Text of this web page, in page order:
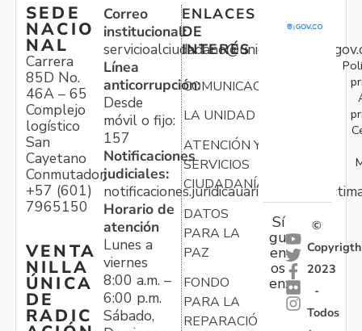
SEDE
NACIO
NAL
Carrera
85D No.
46A – 65
Complejo
logístico
San
Cayetano
Conmutador:
+57 (601)
7965150
VENTA
NILLA
ÚNICA
DE
RADIC
Correo
institucional:
Línea
anticorrupción:
Desde
móvil o fijo:
157
Notificaciones
judiciales:
Horario de
atención
Lunes a
viernes
8:00 a.m. –
6:00 p.m.
Sábado,
ENLACES
DE
INTERÉS
COMUNICACIONES
LA UNIDAD
ATENCIÓN Y
SERVICIOS
CIUDADANÍA
DATOS
PARA LA
PAZ
FONDO
PARA LA
REPARACIÓN
Sí
gu
en
os
en:
©
Copyrigth
2023
-
Todos